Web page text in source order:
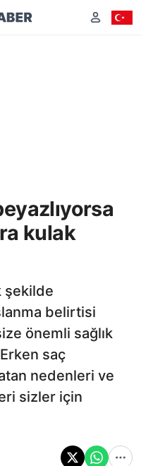
kulak
şekilde
belirtisi
önemli sağlık
saç
nedenleri ve
sizler için